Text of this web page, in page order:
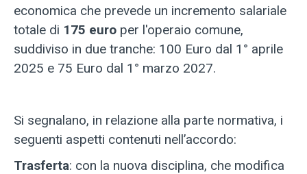
economica che prevede un incremento salariale
totale di 175 euro per l'operaio comune,
suddiviso in due tranche: 100 Euro dal 1° aprile
2025 e 75 Euro dal 1° marzo 2027.
Si segnalano, in relazione alla parte normativa, i
seguenti aspetti contenuti nell’accordo:
Trasferta: con la nuova disciplina, che modifica